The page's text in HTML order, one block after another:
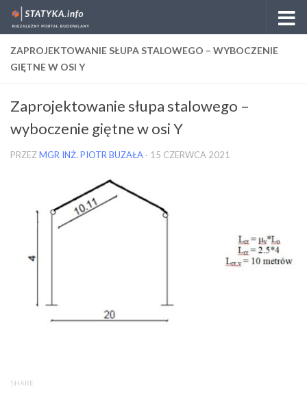
Skip to content
ZAPROJEKTOWANIE SŁUPA STALOWEGO – WYBOCZENIE
GIĘTNE W OSI Y
Zaprojektowanie słupa stalowego –
wyboczenie giętne w osi Y
PRZEZMGR INŻ. PIOTR BUZAŁA · 15 CZERWCA 2021
SHARE